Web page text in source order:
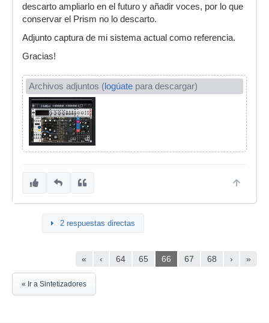
descarto ampliarlo en el futuro y añadir voces, por lo que
conservar el Prism no lo descarto.
Adjunto captura de mi sistema actual como referencia.
Gracias!
Archivos adjuntos (logúate para descargar)
2 respuestas directas
« ‹ 64 65 66 67 68 › »
« Ir a Sintetizadores